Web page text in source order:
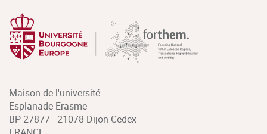
Maison de l'université
Esplanade Erasme
BP 27877 - 21078 Dijon Cedex